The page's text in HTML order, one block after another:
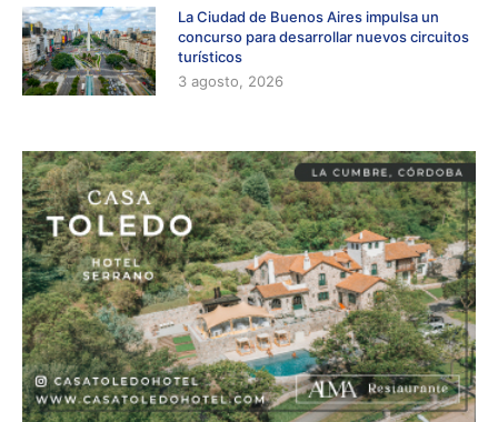
La Ciudad de Buenos Aires impulsa un
concurso para desarrollar nuevos circuitos
turísticos
3 agosto, 2026